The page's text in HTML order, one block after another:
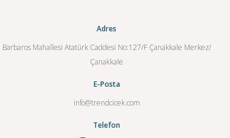
Adres
Barbaros Mahallesi Atatürk Caddesi No:127/F Çanakkale Merkez/
Çanakkale
E-Posta
info@trendcicek.com
Telefon